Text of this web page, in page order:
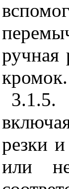
ручная
кромок.
3.1.5.
резки
или